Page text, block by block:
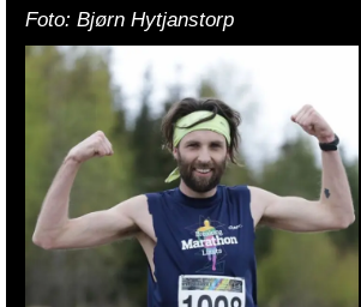
Foto: Bjørn Hytjanstorp